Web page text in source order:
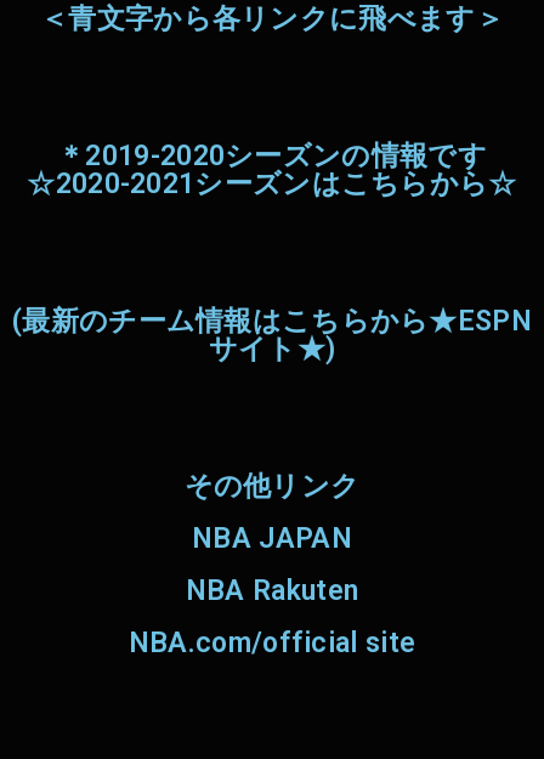
＜青文字から各リンクに飛べます＞
＊2019-2020シーズンの情報です
☆2020-2021シーズンはこちらから☆
(最新のチーム情報はこちらから★ESPN
サイト★)
その他リンク
NBA JAPAN
NBA Rakuten
NBA.com/official site